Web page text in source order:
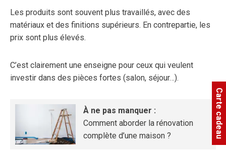
Les produits sont souvent plus travaillés, avec des
matériaux et des finitions supérieurs. En contrepartie, les
prix sont plus élevés.
C’est clairement une enseigne pour ceux qui veulent
investir dans des pièces fortes (salon, séjour…).
À ne pas manquer :
Comment aborder la rénovation
complète d’une maison ?
Carte cadeau